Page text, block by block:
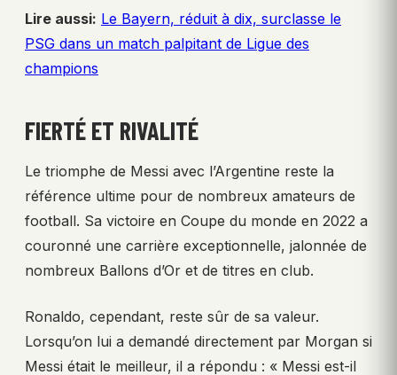
Lire aussi: Le Bayern, réduit à dix, surclasse le
PSG dans un match palpitant de Ligue des
champions
FIERTÉ ET RIVALITÉ
Le triomphe de Messi avec l’Argentine reste la
référence ultime pour de nombreux amateurs de
football. Sa victoire en Coupe du monde en 2022 a
couronné une carrière exceptionnelle, jalonnée de
nombreux Ballons d’Or et de titres en club.
Ronaldo, cependant, reste sûr de sa valeur.
Lorsqu’on lui a demandé directement par Morgan si
Messi était le meilleur, il a répondu : « Messi est-il